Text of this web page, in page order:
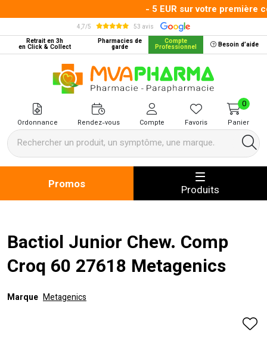
- 5 EUR sur votre première
4,7/5
53 avis
Retrait en 3h
en Click & Collect
Pharmacies de
garde
Compte
Professionnel Besoin d’aide
MVA Pharma Votre pharmacie
Ordonnance Rendez-vous Compte Favoris Panier
0
Promos Produits
Bactiol Junior Chew. Comp
Croq 60 27618 Metagenics
Marque Metagenics